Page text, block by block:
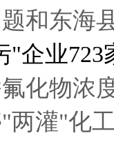
和东海
"企业723
化物浓
两灌"化